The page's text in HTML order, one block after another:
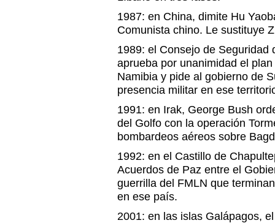
1987: en China, dimite Hu
Comunista chino. Le sustituye
1989: el Consejo de Seguridad
aprueba por unanimidad el
Namibia y pide al gobierno de
presencia militar en ese
1991: en Irak, George Bush
del Golfo con la operación
bombardeos aéreos sobre
1992: en el Castillo de
Acuerdos de Paz entre el
guerrilla del FMLN que
en ese país.
2001: en las islas Galápagos,